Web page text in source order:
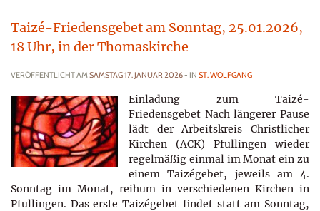
Taizé-Friedensgebet am Sonntag, 25.01.2026,
18 Uhr, in der Thomaskirche
VERÖFFENTLICHT AMSAMSTAG 17. JANUAR 2026- IN ST. WOLFGANG
Einladung zum Taizé-
Friedensgebet Nach längerer Pause
lädt der Arbeitskreis Christlicher
Kirchen (ACK) Pfullingen wieder
regelmäßig einmal im Monat ein zu
einem Taizégebet, jeweils am 4.
Sonntag im Monat, reihum in verschiedenen Kirchen in
Pfullingen. Das erste Taizégebet findet statt am Sonntag,